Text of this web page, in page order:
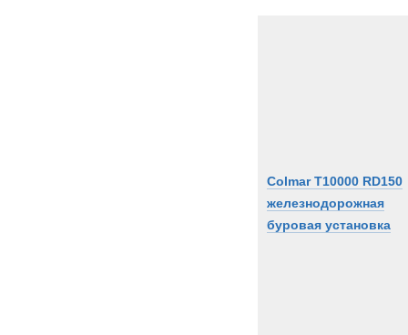
Colmar T10000 RD150
железнодорожная
буровая установка